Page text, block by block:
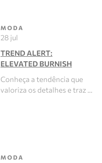
MODA
28 jul
TREND ALERT:
ELEVATED BURNISH
Conheça a tendência que
valoriza os detalhes e traz …
MODA